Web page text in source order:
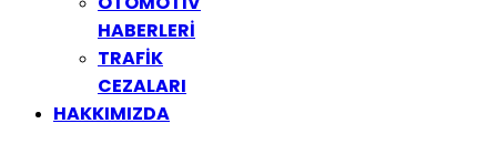
HABERLERİ
TRAFİK
CEZALARI
HAKKIMIZDA